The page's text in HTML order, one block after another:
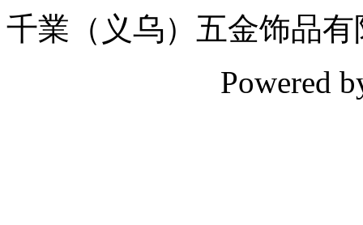
千業（义乌）五金饰品
Powered